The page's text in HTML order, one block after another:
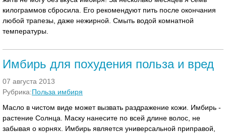
килограммов сбросила. Его рекомендуют пить после окончания
любой трапезы, даже нежирной. Смыть водой комнатной
температуры.
Имбирь для похудения польза и вред
07 августа 2013
Рубрика:Польза имбиря
Масло в чистом виде может вызвать раздражение кожи. Имбирь -
растение Солнца. Маску нанесите по всей длине волос, не
забывая о корнях. Имбирь является универсальной приправой,